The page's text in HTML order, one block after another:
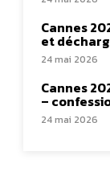
Cannes
et
24 mai 2026
Cannes
–
24 mai 2026